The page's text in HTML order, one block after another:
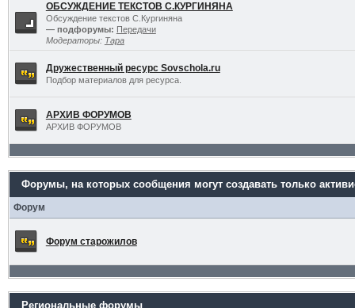
ОБСУЖДЕНИЕ ТЕКСТОВ С.КУРГИНЯНА
Обсуждение текстов С.Кургиняна
— подфорумы: Передачи
Модераторы: Тара
Дружественный ресурс Sovschola.ru
Подбор материалов для ресурса.
АРХИВ ФОРУМОВ
АРХИВ ФОРУМОВ
Форумы, на которых сообщения могут создавать только
Форум
Форум старожилов
Региональные форумы